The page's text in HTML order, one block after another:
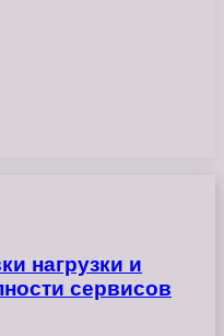
нагрузки и
сервисов